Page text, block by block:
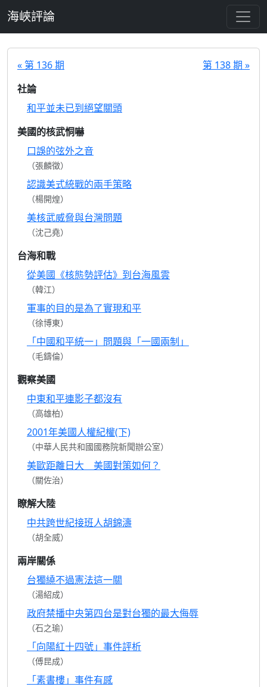
海峽評論
« 第 136 期
第 138 期 »
社論
和平並未已到絕望關頭
美國的核武恫嚇
口誤的弦外之音
（張麟徵）
認識美式統戰的兩手策略
（楊開煌）
美核武威脅與台灣問題
（沈己堯）
台海和戰
從美國《核態勢評估》到台海風雲
（韓江）
軍事的目的是為了實現和平
（徐博東）
「中國和平統一」問題與「一國兩制」
（毛鑄倫）
觀察美國
中東和平連影子都沒有
（高雄柏）
2001年美國人權紀權(下)
（中華人民共和國國務院新聞辦公室）
美歐距離日大 美國對策如何？
（關佐治）
瞭解大陸
中共跨世紀接班人胡錦濤
（胡全威）
兩岸關係
台獨繞不過憲法這一關
（湯紹成）
政府禁播中央第四台是對台獨的最大侮辱
（石之瑜）
「向陽紅十四號」事件評析
（傅昆成）
「素書樓」事件有感